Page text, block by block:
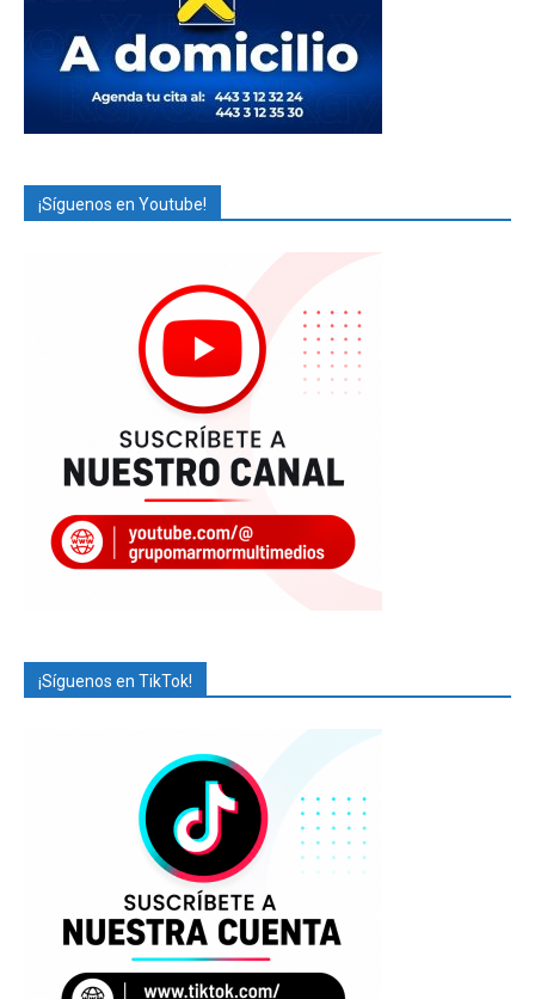
¡Síguenos en Youtube!
¡Síguenos en TikTok!